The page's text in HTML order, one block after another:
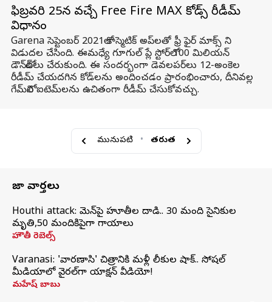
ఫిబ్రవరి 25న వచ్చే Free Fire MAX కోడ్స్ రీడీమ్
విధానం
Garena సెప్టెంబర్ 2021లో కాస్మెటిక్ అప్‌లతో ఫ్రీ ఫైర్ మాక్స్ ని
విడుదల చేసింది. ఈమధ్యే గూగుల్ ప్లే స్టోర్‌లో 100 మిలియన్
డౌన్‌లోడ్‌లు చేరుకుంది. ఈ సందర్భంగా డెవలపర్‌లు 12-అంకెల
రీడీమ్ చేయదగిన కోడ్‌లను అందించడం ప్రారంభించారు, దీనివల్ల
గేమ్‌లోని ఐటెమ్‌లను ఉచితంగా రీడీమ్ చేసుకోవచ్చు.
మునుపటి • తరువాత
తాజా వార్తలు
Houthi attack: యెమెన్‌పై హూతీల దాడి.. 30 మంది సైనికుల
మృతి,50 మందికిపైగా గాయాలు
హౌతీ రెబెల్స్
Varanasi: 'వారణాసి' చిత్రానికి మళ్లీ లీకుల షాక్.. సోషల్
మీడియాలో వైరల్‌గా యాక్షన్ వీడియో!
మహేష్ బాబు